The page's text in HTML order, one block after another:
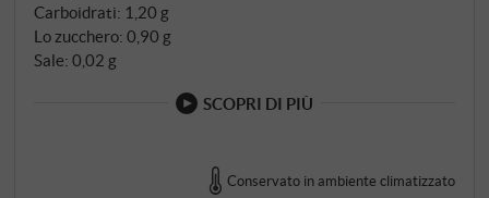
Carboidrati: 1,20 g
Lo zucchero: 0,90 g
Sale: 0,02 g
SCOPRI DI PIÙ
Conservato in ambiente climatizzato